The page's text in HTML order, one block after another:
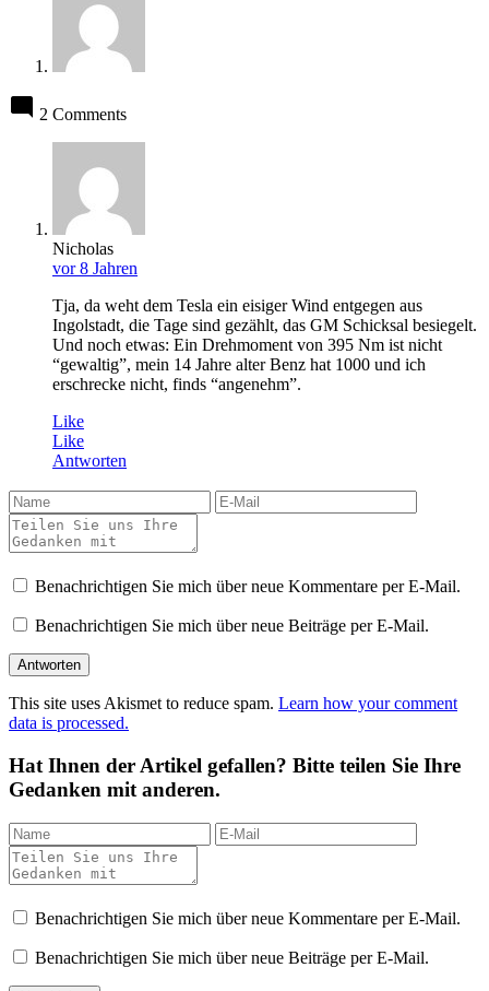
2 Comments
Nicholas
vor 8 Jahren
Tja, da weht dem Tesla ein eisiger Wind entgegen aus
Ingolstadt, die Tage sind gezählt, das GM Schicksal besiegelt.
Und noch etwas: Ein Drehmoment von 395 Nm ist nicht
“gewaltig”, mein 14 Jahre alter Benz hat 1000 und ich
erschrecke nicht, finds “angenehm”.
Like
Like
Antworten
Benachrichtigen Sie mich über neue Kommentare per E-Mail.
Benachrichtigen Sie mich über neue Beiträge per E-Mail.
This site uses Akismet to reduce spam. Learn how your comment
data is processed.
Hat Ihnen der Artikel gefallen? Bitte teilen Sie Ihre
Gedanken mit anderen.
Benachrichtigen Sie mich über neue Kommentare per E-Mail.
Benachrichtigen Sie mich über neue Beiträge per E-Mail.